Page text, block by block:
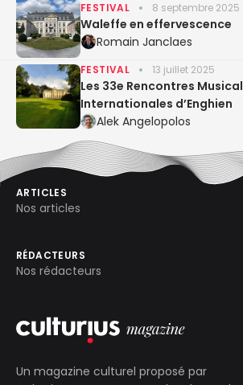
FESTIVAL 8 septembre 2025
Waleffe en effervescence
Romain Janclaes
FESTIVAL 13 juillet 2025
Les 33e Rencontres
Internationales d’Enghien
Alek Angelopolos
Un magazine culturel proposé par
ARTICLES
Nos articles
RÉDACTEURS
Nos rédacteurs